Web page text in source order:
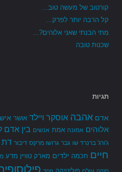
קורטוב של מעשה טוב...
קל הרבה יותר לפרק...
מתי הבנתי שאני אלוהים?...
שכנות טובה
תגיות
אדם אהבה אוסקר ויילד אושר
אלוהים אמונה אמת אנשים בין אדם
ג'ורג' ברנרד שו גבר גרושו מרקס דיבור דת
חיים חכמה ילדים מארק טוויין מדע